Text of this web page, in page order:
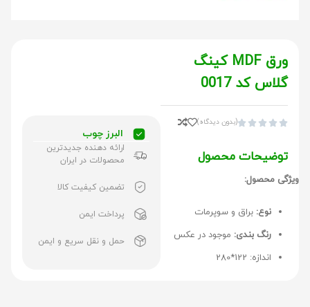
ورق MDF کینگ
گلاس کد 0017




(بدون دیدگاه)
توضیحات محصول
ویژگی محصول:
نوع: براق و سوپرمات
رنگ بندی: موجود در عکس
اندازه: 122*280
البرز چوب
ارائه دهنده جدیدترین
محصولات در ایران
تضمین کیفیت کالا
پرداخت ایمن
حمل و نقل سریع و ایمن